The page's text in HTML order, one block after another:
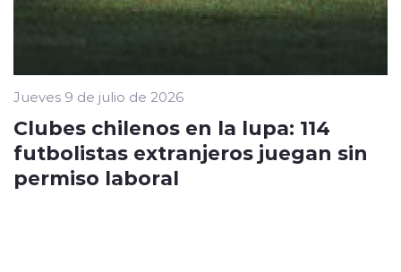
Jueves 9 de julio de 2026
Clubes chilenos en la lupa: 114
futbolistas extranjeros juegan sin
permiso laboral